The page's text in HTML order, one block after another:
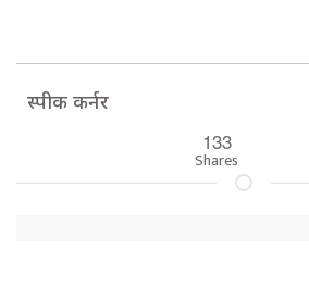
स्पीक कर्नर
133
Shares